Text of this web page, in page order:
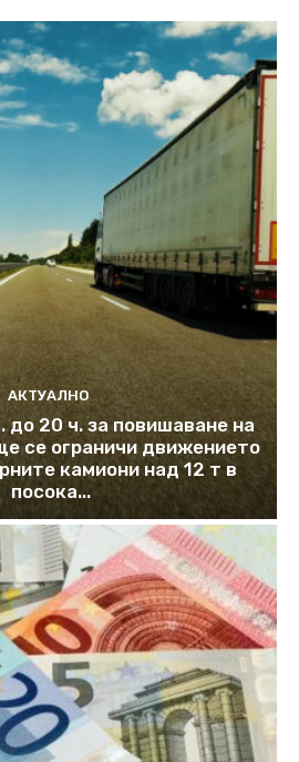
АКТУАЛНО
до 20 ч. за повишаване на
се ограничи движението
камиони над 12 т в
посока...